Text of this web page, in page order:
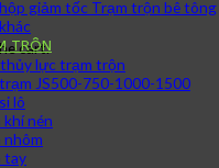
cart.
giảm tốc Trạm trộn bê tông
TRÔN
lực trạm trộn
JS500-750-1000-1500
lô
nén
nhôm
tay